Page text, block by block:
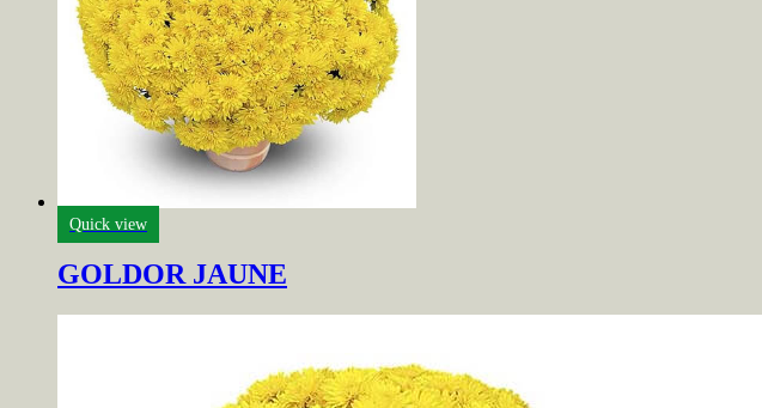
Quick view
GOLDOR JAUNE